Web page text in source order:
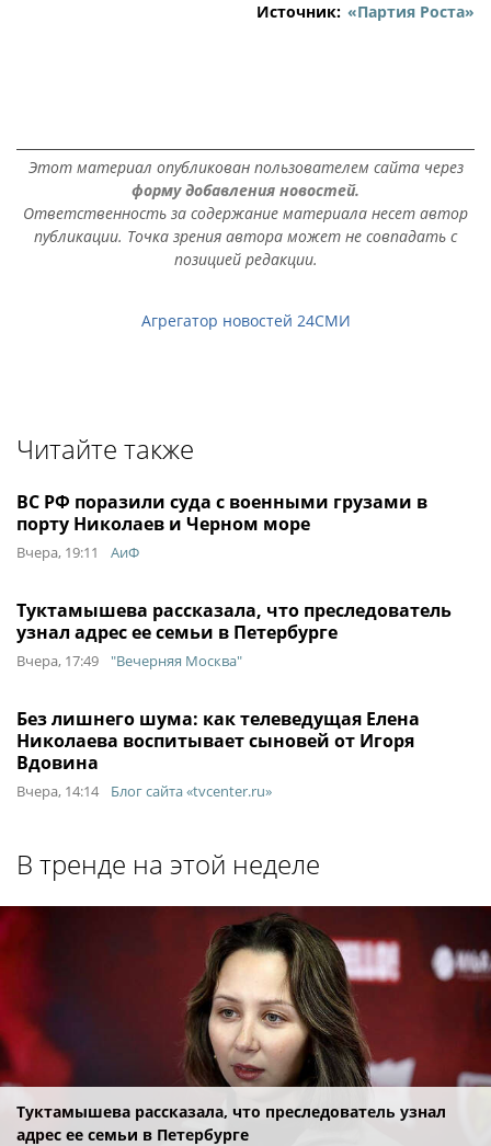
Источник: «Партия Роста»
Этот материал опубликован пользователем сайта через
форму добавления новостей.
Ответственность за содержание материала несет автор
публикации. Точка зрения автора может не совпадать с
позицией редакции.
Агрегатор новостей 24СМИ
Читайте также
ВС РФ поразили суда с военными грузами в
порту Николаев и Черном море
Вчера, 19:11 АиФ
Туктамышева рассказала, что преследователь
узнал адрес ее семьи в Петербурге
Вчера, 17:49 "Вечерняя Москва"
Без лишнего шума: как телеведущая Елена
Николаева воспитывает сыновей от Игоря
Вдовина
Вчера, 14:14 Блог сайта «tvcenter.ru»
В тренде на этой неделе
Туктамышева рассказала, что преследователь узнал
адрес ее семьи в Петербурге